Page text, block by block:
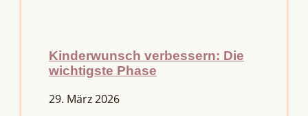
Kinderwunsch verbessern: Die
wichtigste Phase
29. März 2026